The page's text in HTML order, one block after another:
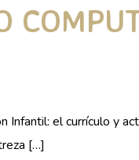
Infantil: el currículo y
[…]